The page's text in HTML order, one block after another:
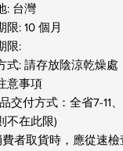
: 台灣
限: 10 個月
限:
式: 請存放陰涼乾燥處
意事項
交付方式：全省7-11
不在此限)
者取貨時，應從速